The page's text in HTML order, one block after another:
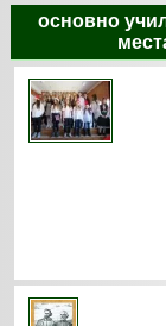
основно